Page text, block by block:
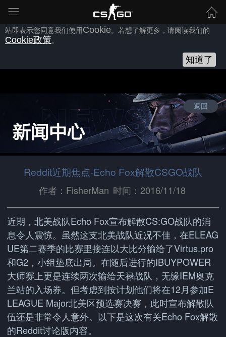
为向您提供良好的网站使用体验，完美世界网站会使用自身或第三方
，以作为安全、技术、分析、推广等之用。继续浏览本网
站即表示您同意我们使用Cookie。若想了解更多，请阅读我们的
Cookie政策。
知道了
返回
Reddit近期焦点-Echo Fox解散CSGO战队
作者：FisherMan 时间：2016/11/18
近期，北美战队Echo Fox宣布解散CS:GO战队的消
息令人震惊。虽然这支北美战队近况不佳，在ELEAG
UE第二赛季的比赛里接连以大比分输给了Virtus.pro
和G2，小组垫底出局。在随后进行的IBUYPOWER
大师赛上更是连续两次输给天禄战队，无缘IEM奥克
兰站的入场券。但考虑到按计划他们将在12月参加E
LEAGUE Major北美区预选赛决赛，此时宣布解散队
伍还是非常令人意外。以下是这次有关Echo Fox解散
的Reddit讨论版内容。